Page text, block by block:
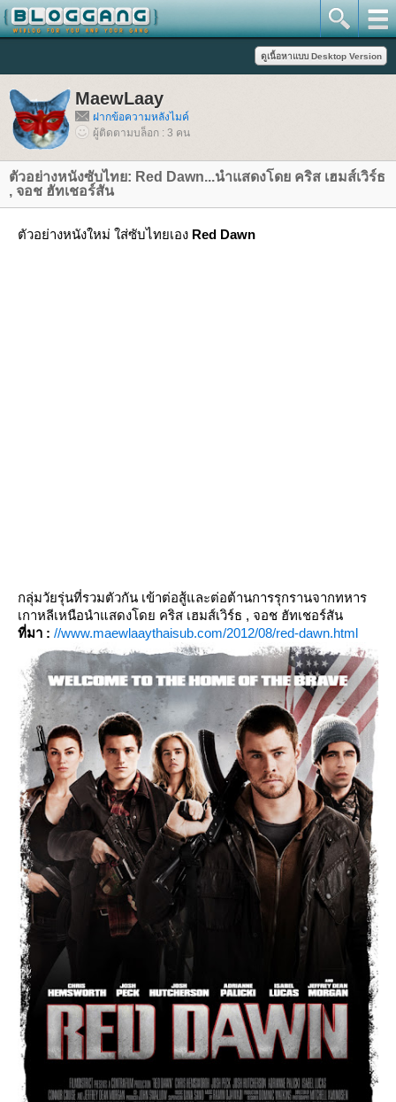
MaewLaay
ฝากข้อความหลังไมค์
ผู้ติดตามบล็อก : 3 คน
ตัวอย่างหนังซับไทย: Red Dawn...นำแสดงโดย คริส เฮมส์เวิร์ธ
, จอช ฮัทเชอร์สัน
ตัวอย่างหนังใหม่ ใส่ซับไทยเอง Red Dawn
กลุ่มวัยรุ่นที่รวมตัวกัน เข้าต่อสู้และต่อต้านการรุกรานจากทหาร
เกาหลีเหนือนำแสดงโดย คริส เฮมส์เวิร์ธ , จอช ฮัทเชอร์สัน
ที่มา : //www.maewlaaythaisub.com/2012/08/red-dawn.html